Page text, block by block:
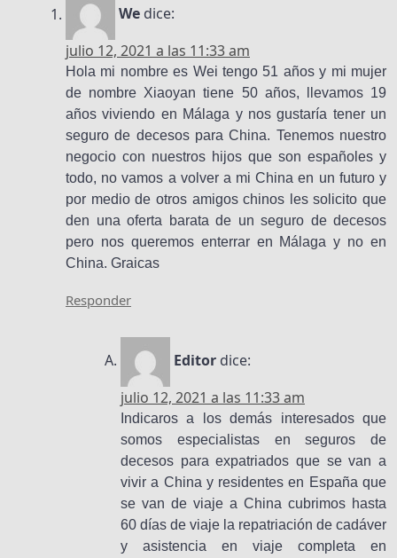
We dice:
julio 12, 2021 a las 11:33 am
Hola mi nombre es Wei tengo 51 años y mi mujer
de nombre Xiaoyan tiene 50 años, llevamos 19
años viviendo en Málaga y nos gustaría tener un
seguro de decesos para China. Tenemos nuestro
negocio con nuestros hijos que son españoles y
todo, no vamos a volver a mi China en un futuro y
por medio de otros amigos chinos les solicito que
den una oferta barata de un seguro de decesos
pero nos queremos enterrar en Málaga y no en
China. Graicas
Responder
Editor dice:
julio 12, 2021 a las 11:33 am
Indicaros a los demás interesados que
somos especialistas en seguros de
decesos para expatriados que se van a
vivir a China y residentes en España que
se van de viaje a China cubrimos hasta
60 días de viaje la repatriación de cadáver
y asistencia en viaje completa en